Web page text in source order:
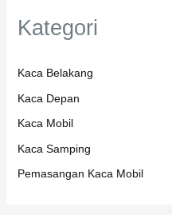
Kategori
Kaca Belakang
Kaca Depan
Kaca Mobil
Kaca Samping
Pemasangan Kaca Mobil